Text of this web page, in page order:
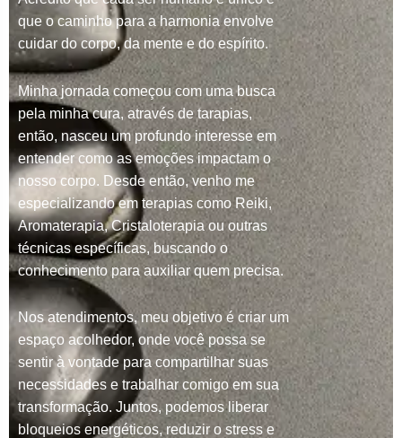
que o caminho para a harmonia envolve
cuidar do corpo, da mente e do espírito.
Minha jornada começou com uma busca
pela minha cura, através de tarapias,
então, nasceu um profundo interesse em
entender como as emoções impactam o
nosso corpo. Desde então, venho me
especializando em terapias como Reiki,
Aromaterapia, Cristaloterapia ou outras
técnicas específicas, buscando o
conhecimento para auxiliar quem precisa.
Nos atendimentos, meu objetivo é criar um
espaço acolhedor, onde você possa se
sentir à vontade para compartilhar suas
necessidades e trabalhar comigo em sua
transformação. Juntos, podemos liberar
bloqueios energéticos, reduzir o stress e